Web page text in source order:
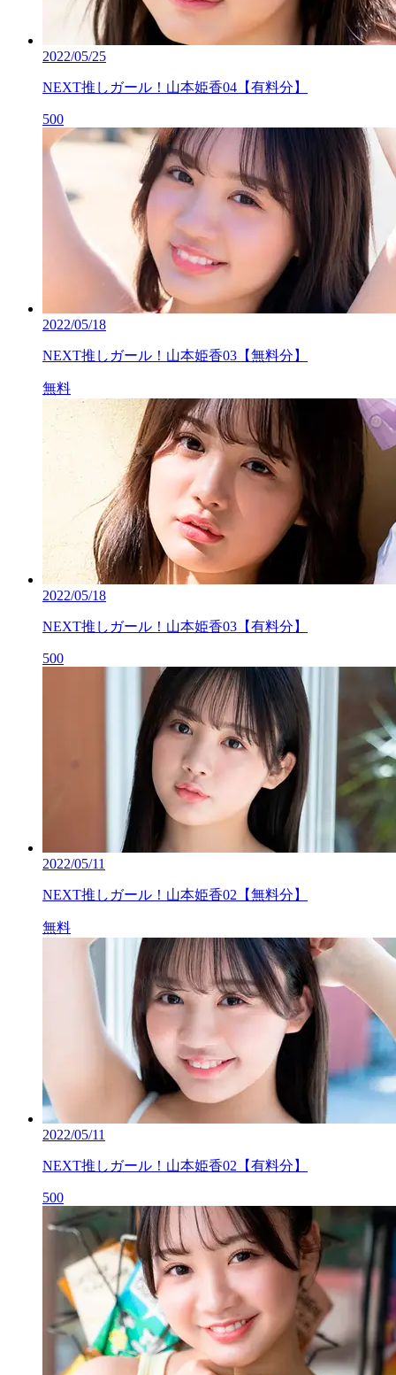
2022/05/25
NEXT推しガール！山本姫香04【有料分】
500
2022/05/18
NEXT推しガール！山本姫香03【無料分】
無料
2022/05/18
NEXT推しガール！山本姫香03【有料分】
500
2022/05/11
NEXT推しガール！山本姫香02【無料分】
無料
2022/05/11
NEXT推しガール！山本姫香02【有料分】
500